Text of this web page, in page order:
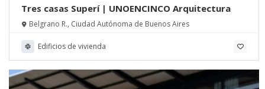
Tres casas Superí | UNOENCINCO Arquitectura
Belgrano R., Ciudad Autónoma de Buenos Aires
Edificios de vivienda